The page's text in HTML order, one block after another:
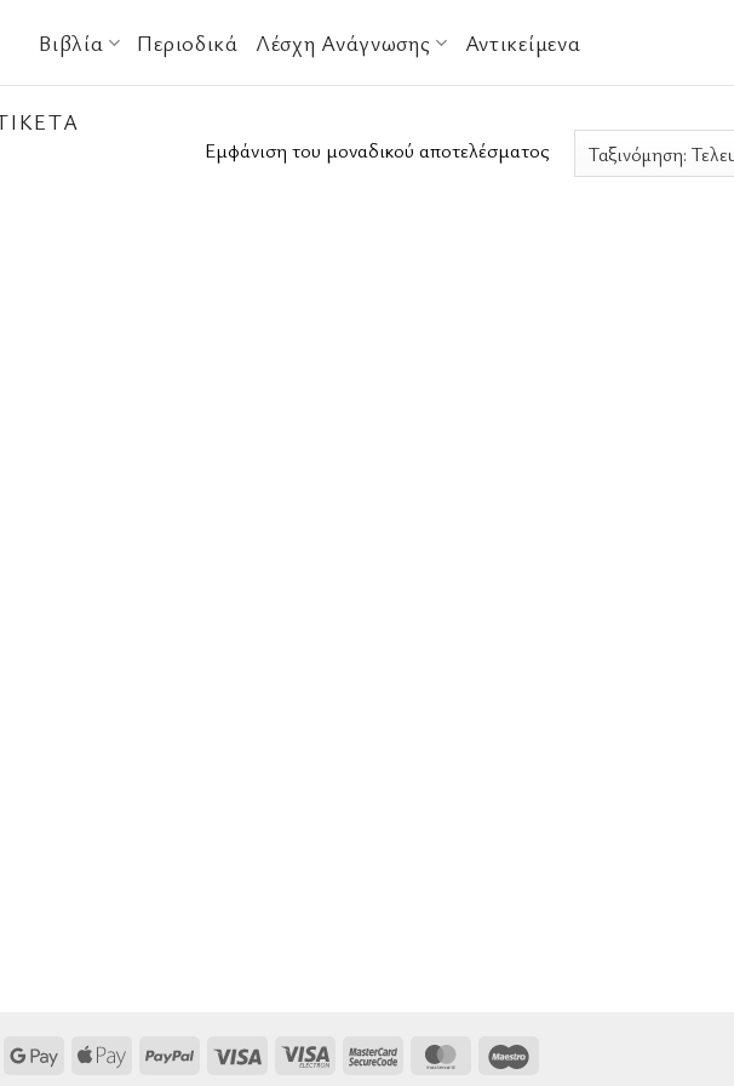
Βιβλία Περιοδικά Λέσχη Ανάγνωσης Αντικείμενα
Εμφάνιση του μοναδικού αποτελέσματος
Google Apple
PayPal Visa
Visa
MasterCardMasterCard